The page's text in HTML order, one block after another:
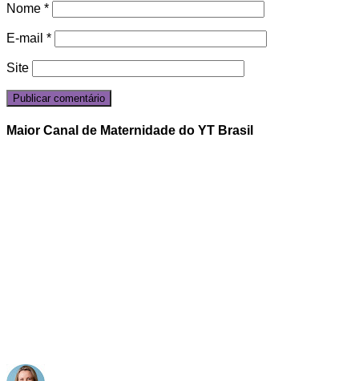
Nome *
E-mail *
Site
Maior Canal de Maternidade do YT Brasil